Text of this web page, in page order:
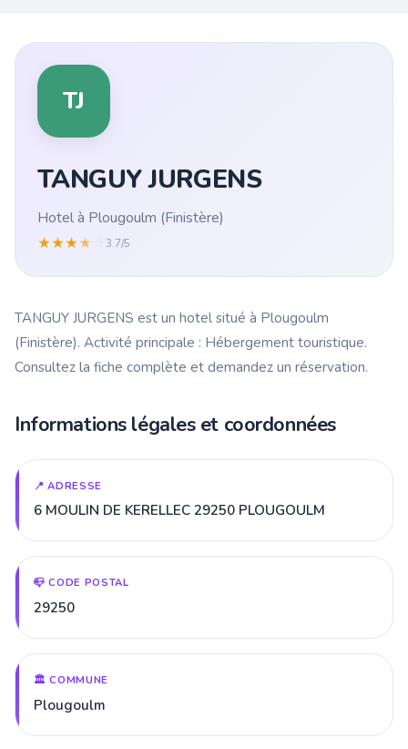
TJ
TANGUY JURGENS
Hotel à Plougoulm (Finistère)
★★★★ 3.7/5
TANGUY JURGENS est un hotel situé à Plougoulm
(Finistère). Activité principale : Hébergement touristique.
Consultez la fiche complète et demandez un réservation.
Informations légales et coordonnées
📍 ADRESSE
6 MOULIN DE KERELLEC 29250 PLOUGOULM
📪 CODE POSTAL
29250
🏛️ COMMUNE
Plougoulm